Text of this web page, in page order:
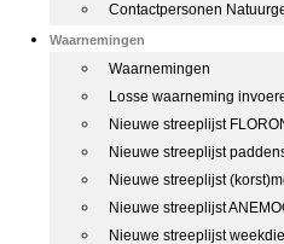
Contactpersonen
Waarnemingen
Waarnemingen
Losse waarneming
Nieuwe streeplijst
Nieuwe streeplijst
Nieuwe streeplijst
Nieuwe streeplijst
Nieuwe streeplijst